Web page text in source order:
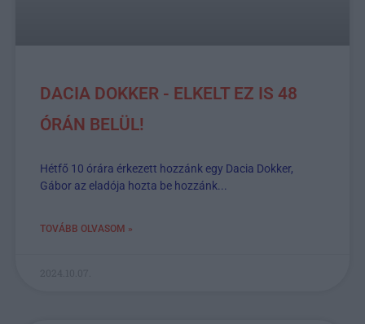
DACIA DOKKER - ELKELT EZ IS 48
ÓRÁN BELÜL!
Hétfő 10 órára érkezett hozzánk egy Dacia Dokker,
Gábor az eladója hozta be hozzánk...
TOVÁBB OLVASOM »